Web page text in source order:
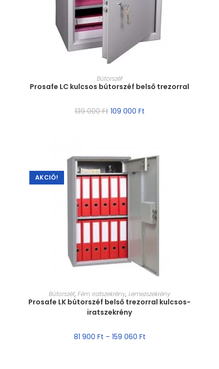
MÉRET VÁLASZTÁSA
Bútorszéf
Prosafe LC kulcsos bútorszéf belső trezorral
139 000Ft 109 000 Ft
AKCIÓ!
MÉRET VÁLASZTÁSA
Bútorszéf, Fém iratszekrény, Lemezszekrény
Prosafe LK bútorszéf belső trezorral kulcsos-
iratszekrény
81 900 Ft – 159 060 Ft